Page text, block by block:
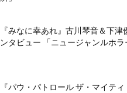
『みなに幸あれ』古川琴音＆下津
ンタビュー 「ニュージャンルホラ
『パウ・パトロール ザ・マイテ